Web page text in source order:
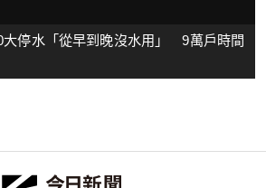
大停水「從早到晚沒水用」 9萬戶時間